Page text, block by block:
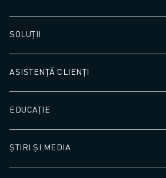
SOLUȚII
ASISTENȚĂ CLIENȚI
EDUCAȚIE
ȘTIRI ȘI MEDIA